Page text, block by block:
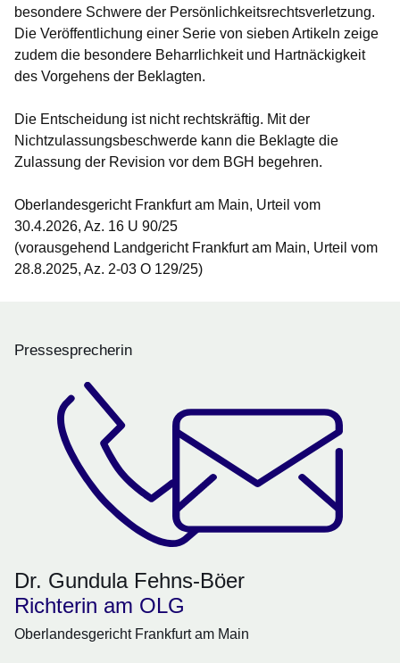
besondere Schwere der Persönlichkeitsrechtsverletzung.
Die Veröffentlichung einer Serie von sieben Artikeln zeige
zudem die besondere Beharrlichkeit und Hartnäckigkeit
des Vorgehens der Beklagten.
Die Entscheidung ist nicht rechtskräftig. Mit der
Nichtzulassungsbeschwerde kann die Beklagte die
Zulassung der Revision vor dem BGH begehren.
Oberlandesgericht Frankfurt am Main, Urteil vom
30.4.2026, Az. 16 U 90/25
(vorausgehend Landgericht Frankfurt am Main, Urteil vom
28.8.2025, Az. 2-03 O 129/25)
Pressesprecherin
Dr. Gundula Fehns-Böer
Richterin am OLG
Oberlandesgericht Frankfurt am Main